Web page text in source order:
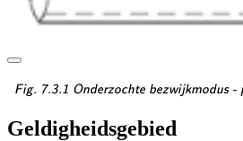
Fig. 7.3.1 Onderzochte bezwijkmodus -
Geldigheidsgebied